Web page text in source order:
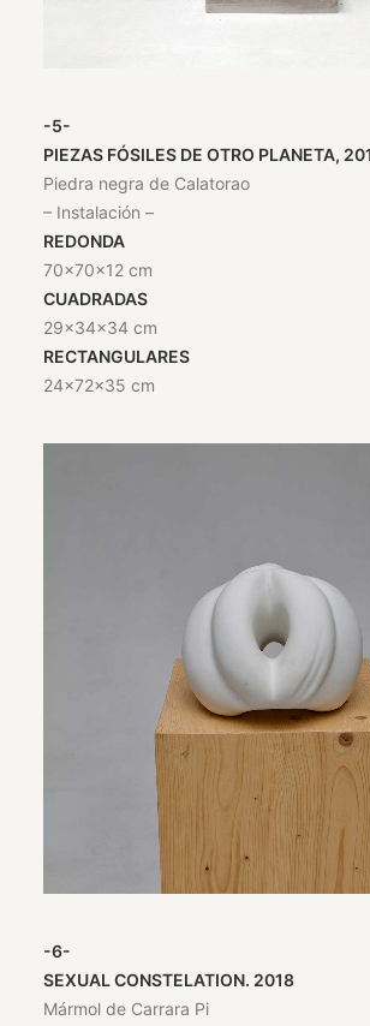
-5-
PIEZAS FÓSILES DE OTRO PLANETA,
Piedra negra de Calatorao
– Instalación –
REDONDA
70x70x12 cm
CUADRADAS
29x34x34 cm
RECTANGULARES
24x72x35 cm
-6-
SEXUAL CONSTELATION. 2018
Mármol de Carrara Pi